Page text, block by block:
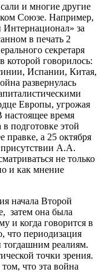
и многие другие
Союзе. Например,
за
в печать 2
секретаря
говорилось:
Испании, Китая,
развернулась
Европы, угрожая
настоящее время
подготовке этой
правке, а 25 октября
присутствии А.А.
не только
и как мнение
начала Второй
затем она была
и когда говорится в
что периодизация
тогдашним реалиям.
точки зрения.
что эта война